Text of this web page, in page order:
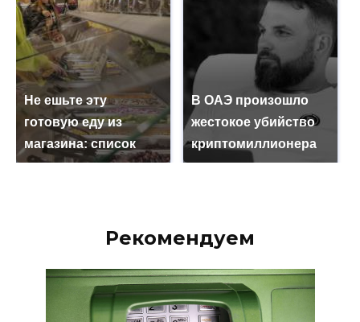
Не ешьте эту
готовую еду из
магазина: список
В ОАЭ произошло
жестокое убийство
криптомиллионера
Рекомендуем